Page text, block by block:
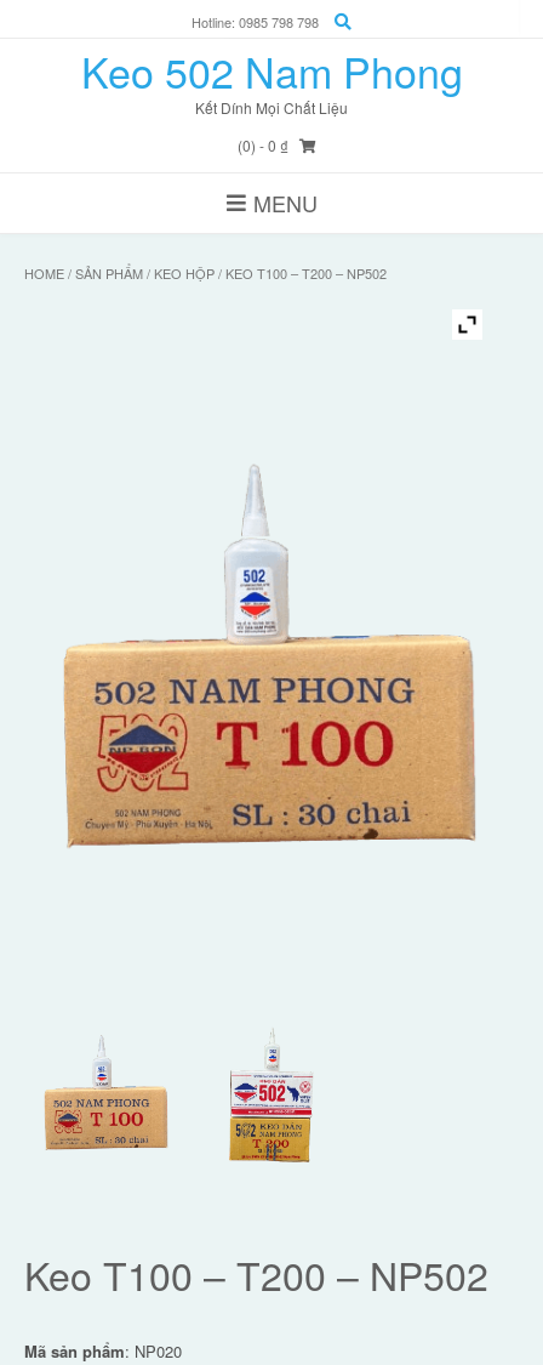
Hotline: 0985 798 798
Keo 502 Nam Phong
Kết Dính Mọi Chất Liệu
(0) - 0 ₫
MENU
HOME/SẢN PHẨM/ KEO HỘP/ KEO T100 – T200 – NP502
Keo T100 – T200 – NP502
Mã sản phẩm: NP020